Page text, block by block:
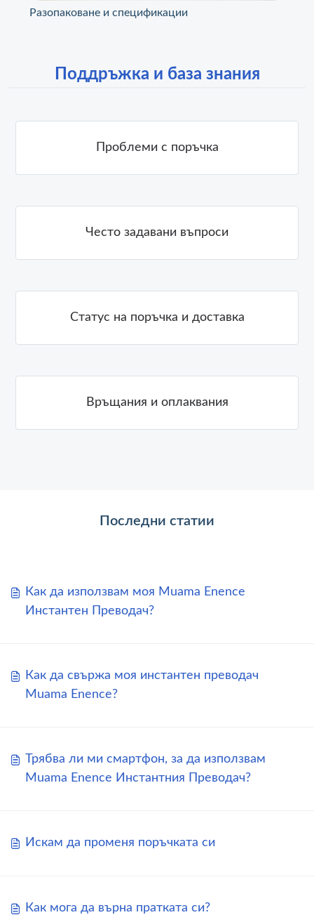
Разопаковане и спецификации
Поддръжка и база знания
Проблеми с поръчка
Често задавани въпроси
Статус на поръчка и доставка
Връщания и оплаквания
Последни статии
Как да използвам моя Muama Enence
Инстантен Преводач?
Как да свържа моя инстантен преводач
Muama Enence?
Трябва ли ми смартфон, за да използвам
Muama Enence Инстантния Преводач?
Искам да променя поръчката си
Как мога да върна пратката си?